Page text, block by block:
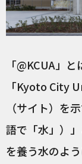
「@KCUA」
「Kyoto City
（サイト）を
語で「水」）
を養う水のよ